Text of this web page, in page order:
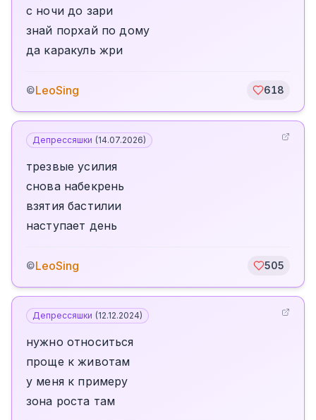
с ночи до зари
знай порхай по дому
да каракуль жри
©LeoSing 618
Депрессяшки (14.07.2026)
трезвые усилия
снова набекрень
взятия бастилии
наступает день
©LeoSing 505
Депрессяшки (12.12.2024)
нужно относиться
проще к животам
у меня к примеру
зона роста там